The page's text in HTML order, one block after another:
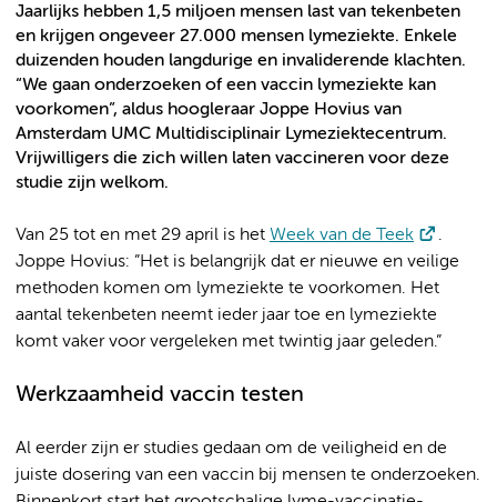
Jaarlijks hebben 1,5 miljoen mensen last van tekenbeten
en krijgen ongeveer 27.000 mensen lymeziekte. Enkele
duizenden houden langdurige en invaliderende klachten.
“We gaan onderzoeken of een vaccin lymeziekte kan
voorkomen”, aldus hoogleraar Joppe Hovius van
Amsterdam UMC Multidisciplinair Lymeziektecentrum.
Vrijwilligers die zich willen laten vaccineren voor deze
studie zijn welkom.
Van 25 tot en met 29 april is het Week van de Teek
.
Joppe Hovius: ”Het is belangrijk dat er nieuwe en veilige
methoden komen om lymeziekte te voorkomen. Het
aantal tekenbeten neemt ieder jaar toe en lymeziekte
komt vaker voor vergeleken met twintig jaar geleden.”
Werkzaamheid vaccin testen
Al eerder zijn er studies gedaan om de veiligheid en de
juiste dosering van een vaccin bij mensen te onderzoeken.